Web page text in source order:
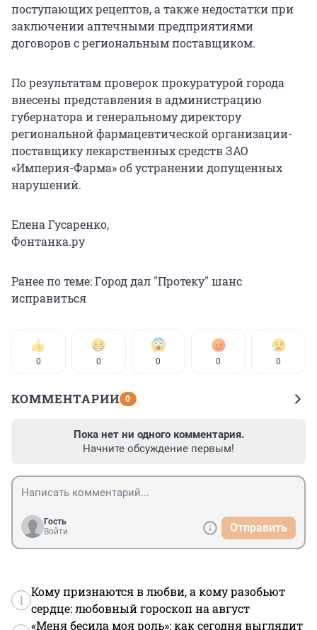
поступающих рецептов, а также недостатки при
заключении аптечными предприятиями
договоров с региональным поставщиком.
По результатам проверок прокуратурой города
внесены представления в администрацию
губернатора и генеральному директору
региональной фармацевтической организации-
поставщику лекарственных средств ЗАО
«Империя-Фарма» об устранении допущенных
нарушений.
Елена Гусаренко,
Фонтанка.ру
Ранее по теме: Город дал "Протеку" шанс
исправиться
0 0 0 0 0
КОММЕНТАРИИ 0
Пока нет ни одного комментария.
Начните обсуждение первым!
Гость
Войти
Отправить
1
Кому признаются в любви, а кому разобьют
сердце: любовный гороскоп на август
«Меня бесила моя роль»: как сегодня выглядит